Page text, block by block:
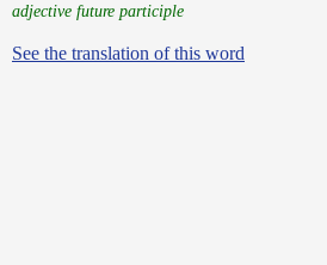
adjective future participle
See the translation of this word